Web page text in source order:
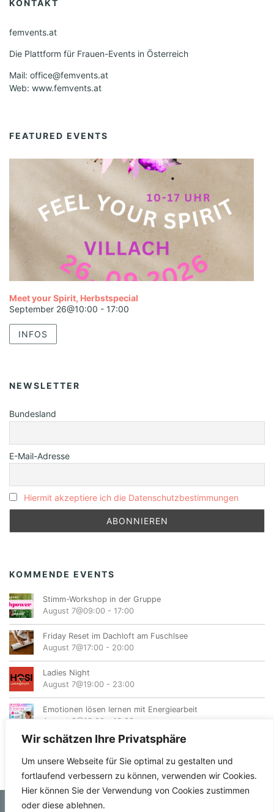
Wir schätzen Ihre Privatsphäre
Um unsere Webseite für Sie optimal zu gestalten und
fortlaufend verbessern zu können, verwenden wir Cookies.
Hier können Sie der Verwendung von Cookies zustimmen
oder diese ablehnen.
KONTAKT
femvents.at
Die Plattform für Frauen-Events in Österreich
Mail: office@femvents.at
Web: www.femvents.at
FEATURED EVENTS
Meet your Spirit, Herbstspecial
September 26@10:00 - 17:00
INFOS
NEWSLETTER
Bundesland
E-Mail-Adresse
Hiermit akzeptiere ich die Datenschutzbestimmungen
KOMMENDE EVENTS
Stimm-Workshop in der Gruppe
August 7@09:00 - 17:00
Friday Reset im Dachloft am Fuschlsee
August 7@17:00 - 20:00
Ladies Night
August 7@19:00 - 23:00
Emotionen lösen lernen mit Energiearbeit
August 8@10:00
16:00